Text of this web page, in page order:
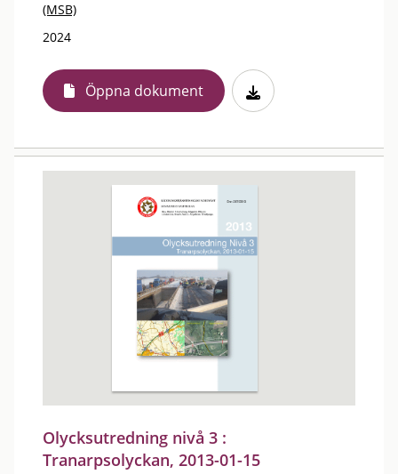
(MSB)
2024
Öppna dokument
Olycksutredning nivå 3 :
Tranarpsolyckan, 2013-01-15